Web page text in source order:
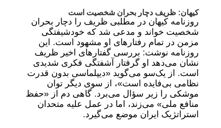
کیهان: ظریف دچار بحران شخصیت است
روزنامه کیهان در مطلبی ظریف را دچار بحران
شخصیت خواند و مدعی شد که خودشیفتگی
مزمن در تمام رفتارهای او مشهود است. این
روزنامه نوشت: بررسی گفتارهای اخیر ظریف
نشان می‌دهد او گرفتار آشفتگی فکری شدیدی
است. از یک‌سو می‌گوید «دیپلماسی بدون قدرت
نظامی بی‌فایده است»، از سوی دیگر توان
موشکی را زیر سؤال می‌برد. گاهی دم از «حفظ
منافع ملی» می‌زند، اما در عمل علیه متحدان
استراتژیک ایران موضع می‌گیرد.